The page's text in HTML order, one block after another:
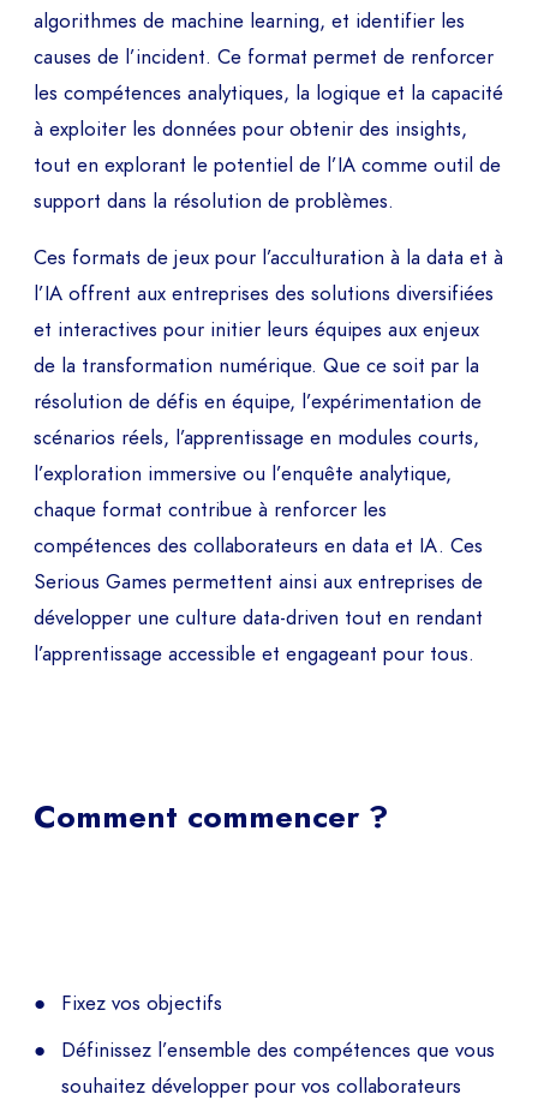
algorithmes de machine learning, et identifier les
causes de l’incident. Ce format permet de renforcer
les compétences analytiques, la logique et la capacité
à exploiter les données pour obtenir des insights,
tout en explorant le potentiel de l’IA comme outil de
support dans la résolution de problèmes.
Ces formats de jeux pour l’acculturation à la data et à
l’IA offrent aux entreprises des solutions diversifiées
et interactives pour initier leurs équipes aux enjeux
de la transformation numérique. Que ce soit par la
résolution de défis en équipe, l’expérimentation de
scénarios réels, l’apprentissage en modules courts,
l’exploration immersive ou l’enquête analytique,
chaque format contribue à renforcer les
compétences des collaborateurs en data et IA. Ces
Serious Games permettent ainsi aux entreprises de
développer une culture data-driven tout en rendant
l’apprentissage accessible et engageant pour tous.
Comment commencer ?
Fixez vos objectifs
Définissez l’ensemble des compétences que vous
souhaitez développer pour vos collaborateurs